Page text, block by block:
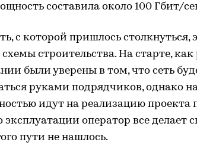
составила около 100 Гбит/
с которой пришлось столкнуться,
строительства. На старте, как
были уверены в том, что сеть
руками подрядчиков, однако
идут на реализацию проекта
эксплуатации оператор все делает
пути не нашлось.